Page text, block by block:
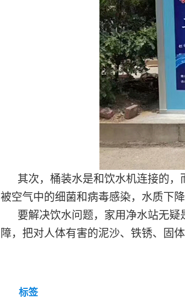
其次，桶装水是和饮水机连接的
被空气中的细菌和病毒感染，水质下
要解决饮水问题，家用净水站无
障，把对人体有害的泥沙、铁锈、固
标签